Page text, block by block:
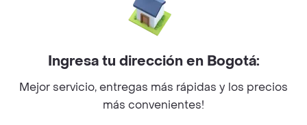
Ingresa tu dirección en Bogotá:
Mejor servicio, entregas más rápidas y los precios
más convenientes!